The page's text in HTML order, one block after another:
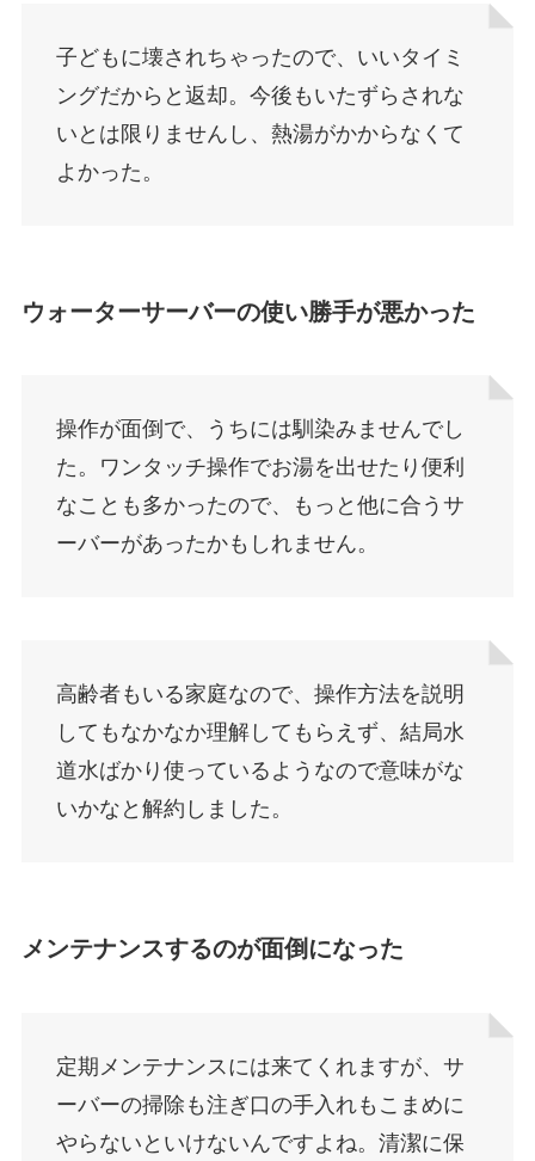
子どもに壊されちゃったので、いいタイミ
ングだからと返却。今後もいたずらされな
いとは限りませんし、熱湯がかからなくて
よかった。
ウォーターサーバーの使い勝手が悪かった
操作が面倒で、うちには馴染みませんでし
た。ワンタッチ操作でお湯を出せたり便利
なことも多かったので、もっと他に合うサ
ーバーがあったかもしれません。
高齢者もいる家庭なので、操作方法を説明
してもなかなか理解してもらえず、結局水
道水ばかり使っているようなので意味がな
いかなと解約しました。
メンテナンスするのが面倒になった
定期メンテナンスには来てくれますが、サ
ーバーの掃除も注ぎ口の手入れもこまめに
やらないといけないんですよね。清潔に保